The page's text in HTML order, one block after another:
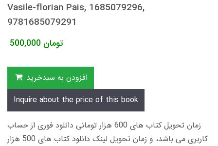
Vasile-florian Pais, 1685079296,
9781685079291
500,000 تومان
افزودن به سبدخرید
Inquire about the price of this book
زمان تحویل کتاب های 600 هزار تومانی دانلود فوری از حساب
کاربری می باشد، و زمان تحویل لینک دانلود کتاب های 500 هزار